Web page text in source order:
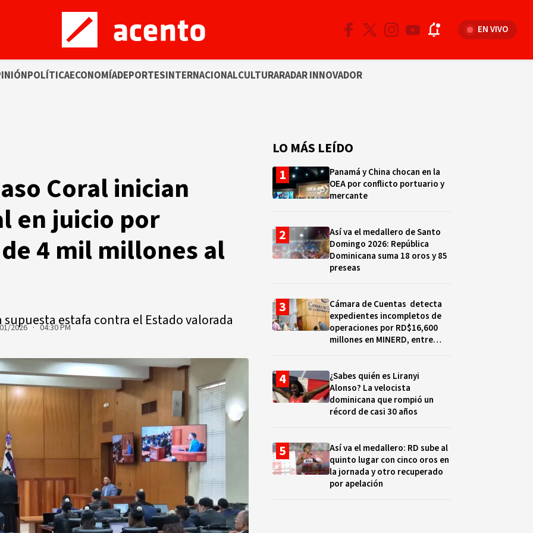
EN VIVO
POLÍTICAECONOMÍADEPORTESINTERNACIONALCULTURARADAR INNOVADOR
Coral inician
en juicio por
4 mil millones al
estafa contra el Estado valorada
2026 · 04:30 PM
LO MÁS LEÍDO
Panamá y China chocan en la
OEA por conflicto portuario y
mercante
Así va el medallero de Santo
Domingo 2026: República
Dominicana suma 18 oros y 85
preseas
Cámara de Cuentas detecta
expedientes incompletos de
operaciones por RD$16,600
millones en MINERD, entre
¿Sabes quién es Liranyi
Alonso? La velocista
dominicana que rompió un
récord de casi 30 años
Así va el medallero: RD sube al
quinto lugar con cinco oros en
la jornada y otro recuperado
por apelación